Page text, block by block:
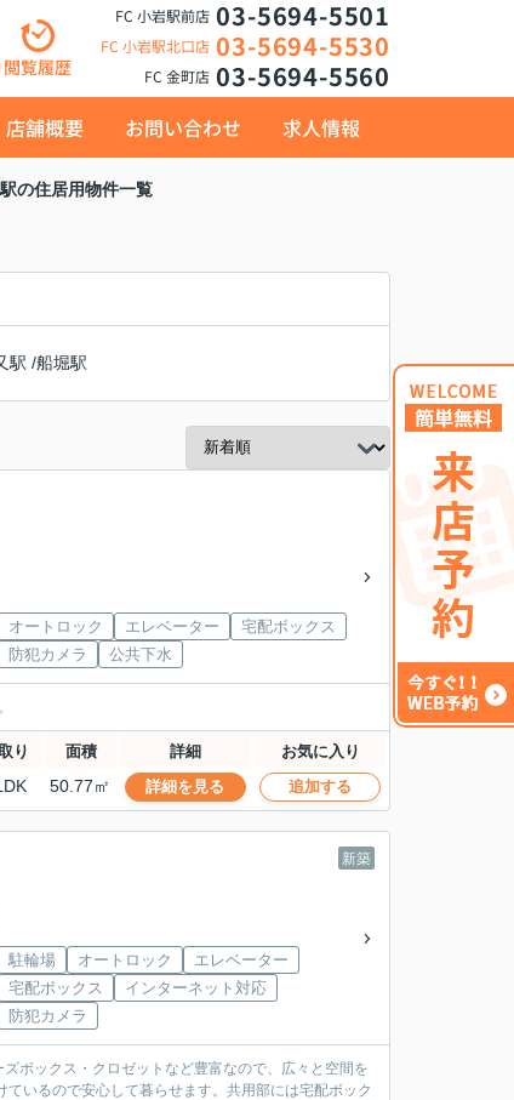
閲覧履歴
FC 小岩駅前店 03-5694-5501
FC 小岩駅北口店 03-5694-5530
FC 金町店 03-5694-5560
店舗概要 お問い合わせ 求人情報
の住居用物件一覧
駅 /船堀駅
オートロック エレベーター
宅配ボックス
防犯カメラ
公共下水
り 面積 詳細 お気に入り
50.77㎡ 詳細を見る 追加する
新築
駐輪場 オートロック
エレベーター
宅配ボックス
インターネット対応
防犯カメラ
ボックス・クロゼットなど豊富なので、広々と空間を
いるので安心して暮らせます。共用部には宅配ボック